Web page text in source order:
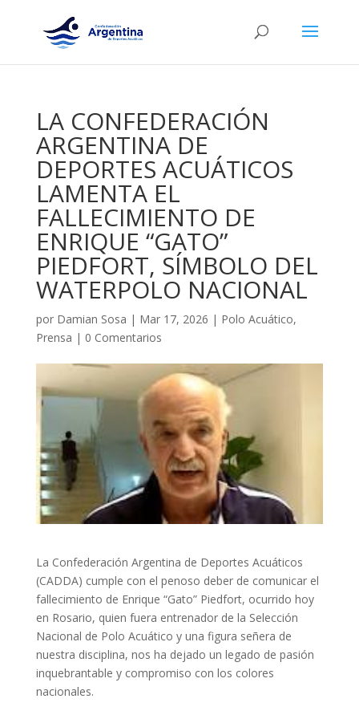
LA CONFEDERACIÓN
ARGENTINA DE
DEPORTES ACUÁTICOS
LAMENTA EL
FALLECIMIENTO DE
ENRIQUE “GATO”
PIEDFORT, SÍMBOLO DEL
WATERPOLO NACIONAL
por Damian Sosa | Mar 17, 2026 | Polo Acuático,
Prensa | 0 Comentarios
La Confederación Argentina de Deportes Acuáticos
(CADDA) cumple con el penoso deber de comunicar el
fallecimiento de Enrique “Gato” Piedfort, ocurrido hoy
en Rosario, quien fuera entrenador de la Selección
Nacional de Polo Acuático y una figura señera de
nuestra disciplina, nos ha dejado un legado de pasión
inquebrantable y compromiso con los colores
nacionales.